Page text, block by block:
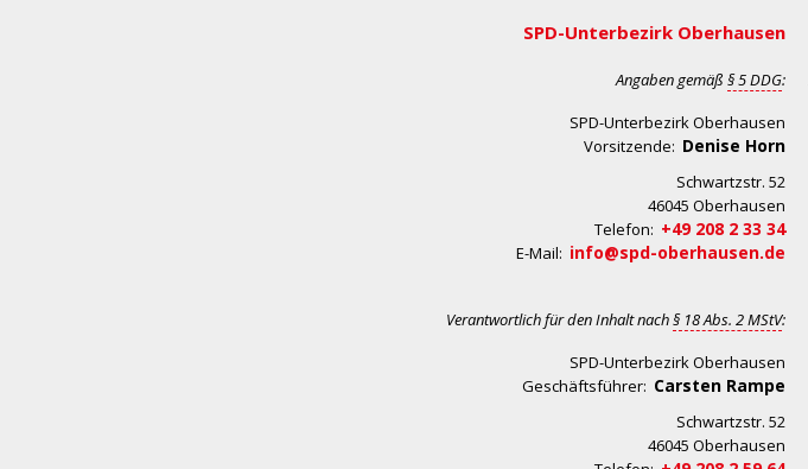
SPD-Unterbezirk Oberhausen
Angaben gemäß § 5 DDG:
SPD-Unterbezirk Oberhausen
Vorsitzende: Denise Horn
Schwartzstr. 52
46045 Oberhausen
Telefon: +49 208 2 33 34
E-Mail: info@spd-oberhausen.de
Verantwortlich für den Inhalt nach§ 18 Abs. 2 MStV:
SPD-Unterbezirk Oberhausen
Geschäftsführer: Carsten Rampe
Schwartzstr. 52
46045 Oberhausen